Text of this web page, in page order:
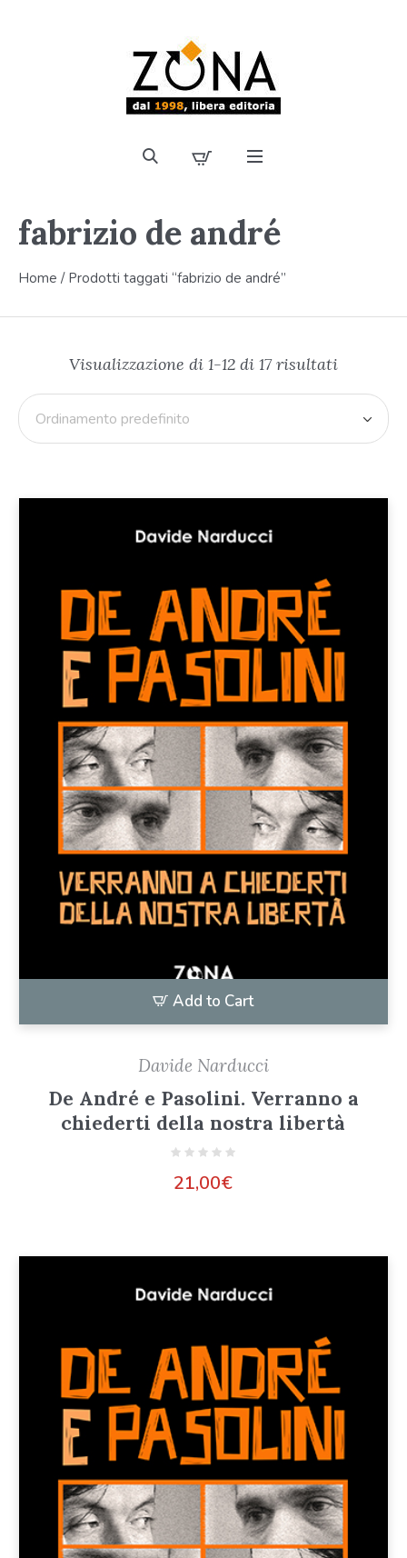
fabrizio de andré
Home / Prodotti taggati “fabrizio de andré”
Visualizzazione di 1-12 di 17 risultati
Add to Cart
Davide Narducci
De André e Pasolini. Verranno a
chiederti della nostra libertà
21,00€